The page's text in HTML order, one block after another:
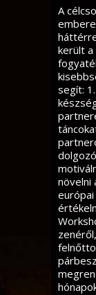
A
került a
segít:
növelni